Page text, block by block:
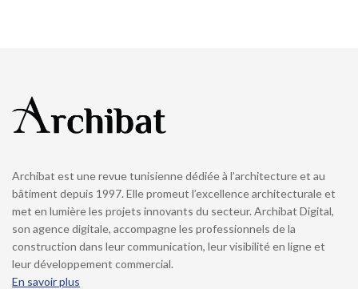
Archibat est une revue tunisienne dédiée à l’architecture et au
bâtiment depuis 1997. Elle promeut l’excellence architecturale et
met en lumière les projets innovants du secteur. Archibat Digital,
son agence digitale, accompagne les professionnels de la
construction dans leur communication, leur visibilité en ligne et
leur développement commercial.
En savoir plus